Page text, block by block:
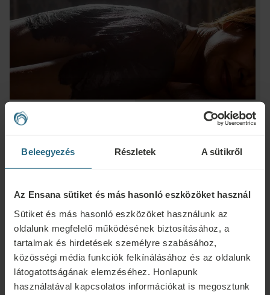
Beleegyezés Részletek A sütikről
Az Ensana sütiket és más hasonló eszközöket használ
Sütiket és más hasonló eszközöket használunk az
oldalunk megfelelő működésének biztosításához, a
tartalmak és hirdetések személyre szabásához,
közösségi média funkciók felkínálásához és az oldalunk
látogatottságának elemzéséhez. Honlapunk
használatával kapcsolatos információkat is megosztunk
Ensana szállodáinkkal vagy szolgáltatásainkkal kapcsolatos kérdéseivel
kérdésekért és válaszokért kattintson ide.
ÍRJON NEKÜNK
Foglalás